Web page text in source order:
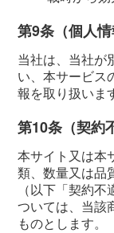
第9条（個人情
当社は、当社が
い、本サービス
報を取り扱いま
第10条（契約
本サイト又は本
類、数量又は品
（以下「契約
ついては、当該
ものとします。